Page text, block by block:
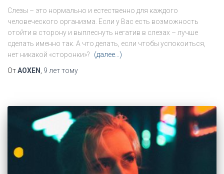
Слезы – это нормально и естественно для каждого
человеческого организма. Если у Вас есть возможность
отойти в сторону и выплеснуть негатив в слезах – лучше
сделать именно так. А что делать, если чтобы успокоиться,
нет никакой «сторонки»?
(далее…)
ОтAOXEN 9 леттому